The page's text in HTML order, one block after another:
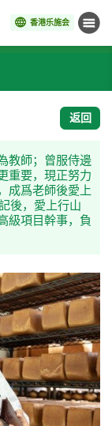
香港乐施会 菜单
返回
教師；曾服侍邊
重要，現正努力
成爲老師後愛上
後，愛上行山
級項目幹事，負